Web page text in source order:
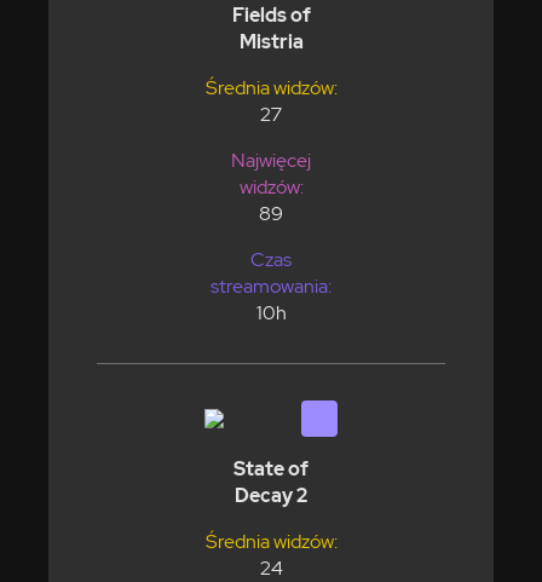
Fields of
Mistria
Średnia widzów:
27
Najwięcej
widzów:
89
Czas
streamowania:
10h
State of
Decay 2
Średnia widzów:
24